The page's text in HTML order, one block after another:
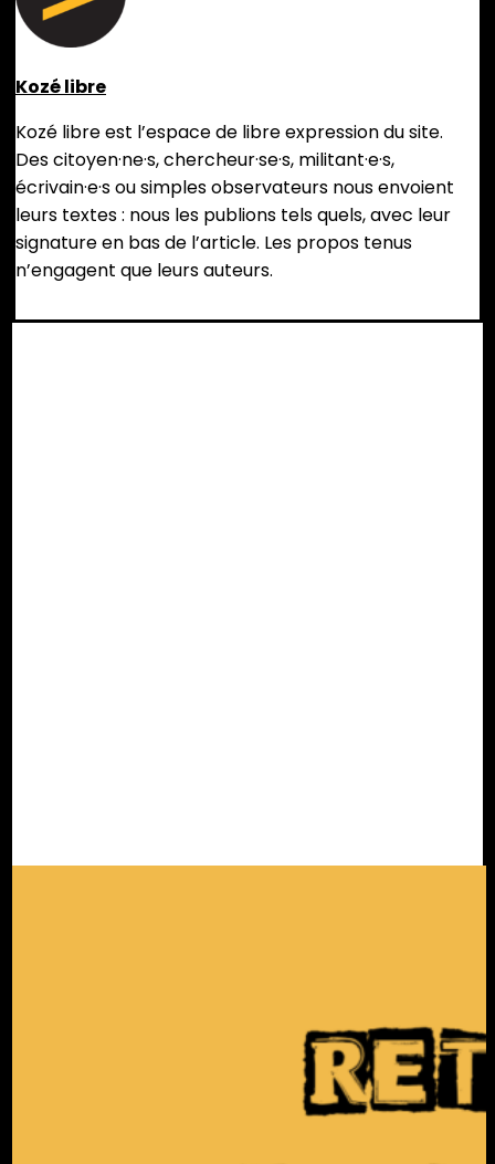
Kozé libre
Kozé libre est l’espace de libre expression du site.
Des citoyen·ne·s, chercheur·se·s, militant·e·s,
écrivain·e·s ou simples observateurs nous envoient
leurs textes : nous les publions tels quels, avec leur
signature en bas de l’article. Les propos tenus
n’engagent que leurs auteurs.